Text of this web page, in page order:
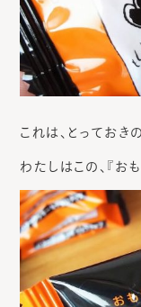
これは、とってお
わたしはこの、『お